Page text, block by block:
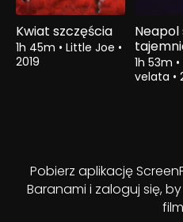
Kwiat szczęścia
1h 45m • Little Joe •
2019
1h 53m •
velata •
Pobierz aplikację
Baranami i zaloguj się,